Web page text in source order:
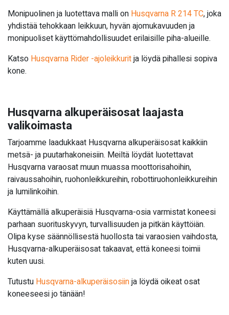
Monipuolinen ja luotettava malli on Husqvarna R 214 TC, joka
yhdistää tehokkaan leikkuun, hyvän ajomukavuuden ja
monipuoliset käyttömahdollisuudet erilaisille piha-alueille.
Katso Husqvarna Rider -ajoleikkuritja löydä pihallesi sopiva
kone.
Husqvarna alkuperäisosat laajasta
valikoimasta
Tarjoamme laadukkaat Husqvarna alkuperäisosat kaikkiin
metsä- ja puutarhakoneisiin. Meiltä löydät luotettavat
Husqvarna varaosat muun muassa moottorisahoihin,
raivaussahoihin, ruohonleikkureihin, robottiruohonleikkureihin
ja lumilinkoihin.
Käyttämällä alkuperäisiä Husqvarna-osia varmistat koneesi
parhaan suorituskyvyn, turvallisuuden ja pitkän käyttöiän.
Olipa kyse säännöllisestä huollosta tai varaosien vaihdosta,
Husqvarna-alkuperäisosat takaavat, että koneesi toimii
kuten uusi.
Tutustu Husqvarna-alkuperäisosiinja löydä oikeat osat
koneeseesi jo tänään!